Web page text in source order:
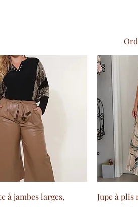
à jambes larges,
Jupe à plis